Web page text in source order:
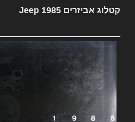
קטלוג אביזרים Jeep 1985